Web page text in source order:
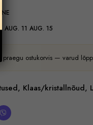
AUG. 11 AUG. 15
ostukorvis — varud
, Klaas/kristallnõud,